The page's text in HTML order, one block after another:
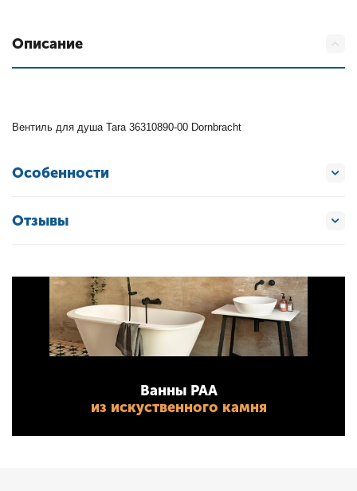
Описание
Вентиль для душа Tara 36310890-00 Dornbracht
Особенности
Отзывы
Ванны PAA
из искуственного камня